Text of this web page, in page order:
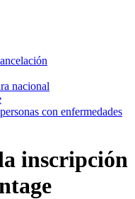
nacional
con enfermedades
inscripción